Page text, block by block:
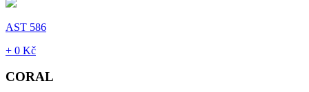
AST 586
+ 0 Kč
CORAL